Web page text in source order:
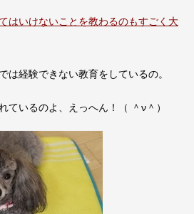
はいけないことを教わるのもすごく大
は経験できない教育をしているの。
ているのよ、えっへん！（ ＾ν＾）